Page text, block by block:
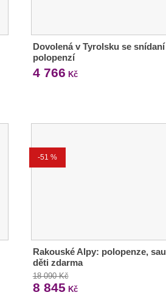
Dovolená v Tyrolsku se
polopenzí
4 766 Kč
-51 %
Rakouské Alpy: polopenze,
děti zdarma
18 090 Kč
8 845 Kč